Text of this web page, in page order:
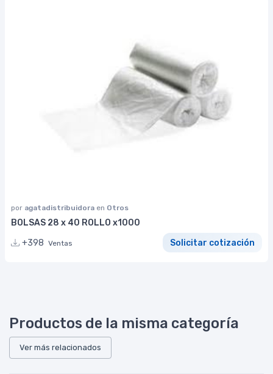
por agatadistribuidora en Otros
BOLSAS 28 x 40 ROLLO x1000
+398 Ventas Solicitar cotización
Productos de la misma categoría
Ver más relacionados